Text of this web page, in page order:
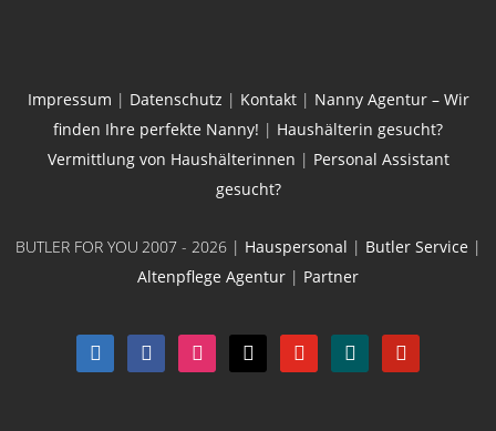
Impressum | Datenschutz | Kontakt| Nanny Agentur – Wir
finden Ihre perfekte Nanny! | Haushälterin gesucht?
Vermittlung von Haushälterinnen | Personal Assistant
gesucht?
BUTLER FOR YOU 2007 - 2026 | Hauspersonal | Butler Service |
Altenpflege Agentur | Partner
linkedin facebook instagram youtube xing pinterest